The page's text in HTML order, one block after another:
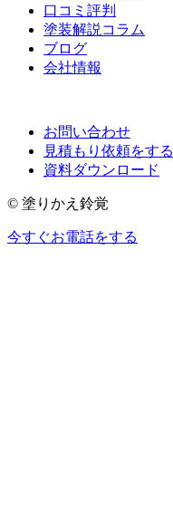
口コミ評判
塗装解説コラム
ブログ
会社情報
お問い合わせ
見積もり依頼をする
資料ダウンロード
© 塗りかえ鈴覚
今すぐお電話をする